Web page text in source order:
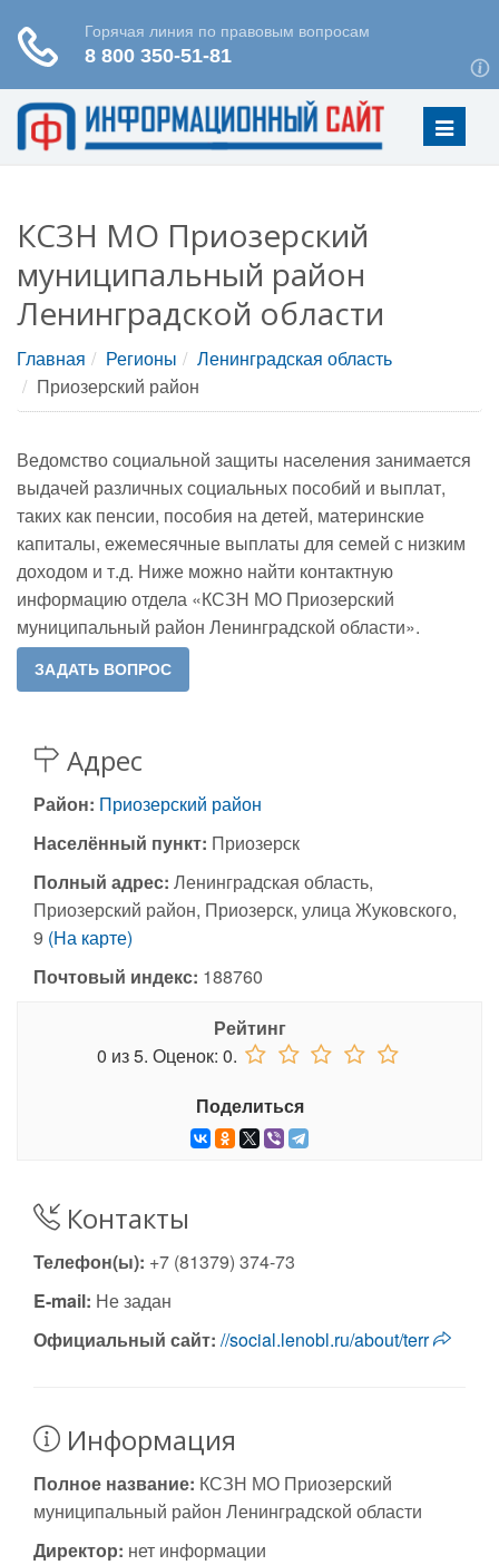
Меню
КСЗН МО Приозерский
муниципальный район
Ленинградской области
Главная Регионы
Ленинградская область
Приозерский район
Ведомство социальной защиты населения занимается
выдачей различных социальных пособий и выплат,
таких как пенсии, пособия на детей, материнские
капиталы, ежемесячные выплаты для семей с низким
доходом и т.д. Ниже можно найти контактную
информацию отдела «КСЗН МО Приозерский
муниципальный район Ленинградской области».
Адрес
Район: Приозерский район
Населённый пункт: Приозерск
Полный адрес: Ленинградская область,
Приозерский район, Приозерск, улица Жуковского,
9 (На карте)
Почтовый индекс: 188760
Рейтинг
0 из5. Оценок: 0.
Поделиться
Контакты
Телефон(ы): +7 (81379) 374-73
E-mail: Не задан
Официальный сайт: //social.lenobl.ru/about/terr
Информация
Полное название: КСЗН МО Приозерский
муниципальный район Ленинградской области
Директор: нет информации